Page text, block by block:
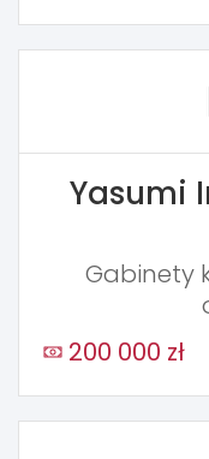
Yasumi
Gabinety
200 000 zł